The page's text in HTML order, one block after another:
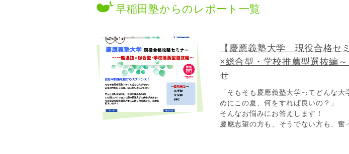
早稲田塾からのレポート一覧
【慶應義塾大学 現役合格セ
×総合型・学校推薦型選抜編
せ
「そもそも慶應義塾大学ってどんな大
めにこの夏、何をすれば良いの？」
そんなお悩みにお答えします！
慶應志望の方も、そうでない方も、奮